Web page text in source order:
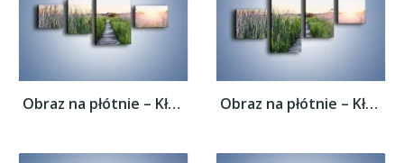
Obraz na płótnie – Kładka wśród mokradeł –... Obraz na płótnie – Kładka wśród mokradeł –...